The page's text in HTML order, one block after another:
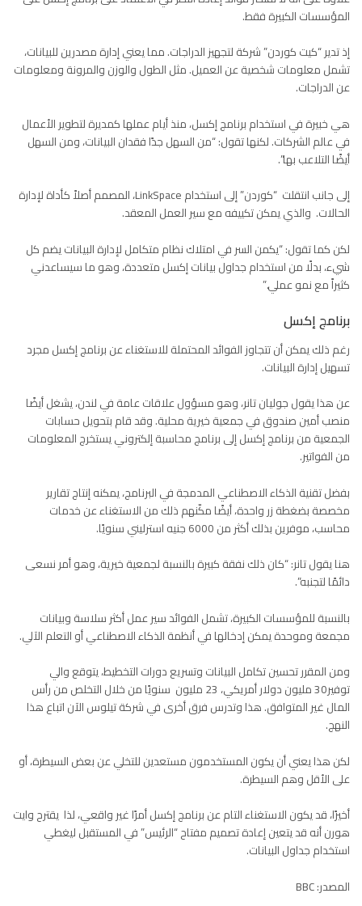
المؤسسات الكبيرة فقط.
إذ تدير “كيتكوردن”شركة لتجهيز الدراجات.مما يعني إدارة مصدرين للبيانات،
تشمل معلومات شخصية عن العميل. مثل الطول والوزن والمرونة ومعلومات
عن الدراجات.
هي خبيرة في استخدام برنامج إكسل، منذ أيام عملها كمديرة لتطوير الأعمال
في عالم الشركات. لكنها تقول: “من السهل جدًا فقدان البيانات، ومن السهل
أيضًا التلاعب بها”.
إلى جانب انتقلت “كوردن”إلى استخدامLinkSpace، المصمم أصلاً كأداة لإدارة
الحالات. والذي يمكن تكييفه مع سير العمل المعقد.
لكن كما تقول: “يكمن السر في امتلاك نظام متكامل لإدارة البيانات يضم كل
شيء، بدلًا من استخدام جداول بيانات إكسل متعددة، وهو ما سيساعدني
كثيراً مع نمو عملي.”
برنامج إكسل
رغم ذلك يمكن أن تتجاوز الفوائد المحتملة للاستغناء عن برنامج إكسل مجرد
تسهيل إدارة البيانات.
عن هذا يقول جوليان تانر، وهو مسؤول علاقات عامة في لندن، يشغل أيضًا
منصب أمين صندوق في جمعية خيرية محلية. وقد قام بتحويل حسابات
الجمعية من برنامج إكسل إلى برنامج محاسبة إلكتروني يستخرج المعلومات
من الفواتير.
بفضل تقنية الذكاء الاصطناعي المدمجة في البرنامج، يمكنه إنتاج تقارير
مخصصة بضغطة زر واحدة،أيضًا مكّنهم ذلك من الاستغناء عن خدمات
محاسب، موفرين بذلك أكثر من6000جنيه استرليني سنويًا.
هنا يقول تانر: “كان ذلك نفقة كبيرة بالنسبة لجمعية خيرية، وهو أمر نسعى
دائمًا لتجنبه”.
بالنسبة للمؤسسات الكبيرة، تشمل الفوائد سير عمل أكثر سلاسة وبيانات
مجمعة وموحدة يمكن إدخالها في أنظمة الذكاء الاصطناعي أو التعلم الآلي.
ومن المقرر تحسين تكامل البيانات وتسريع دورات التخطيط، يتوقع والي
توفير30مليون دولار أمريكي،23مليون سنويًا من خلال التخلص من رأس
المال غير المتوافق. هذا وتدرس فرق أخرى في شركةتيلوسالآن اتباع هذا
النهج.
لكن هذا يعني أن يكون المستخدمون مستعدين للتخلي عن بعض السيطرة، أو
على الأقل وهم السيطرة.
أخيرًا، قد يكون الاستغناء التام عن برنامج إكسل أمرًا غير واقعي، لذا يقترح وايت
هورن أنه قد يتعين إعادة تصميم مفتاح “الرئيس” في المستقبل ليغطي
استخدام جداول البيانات.
المصدر: BBC